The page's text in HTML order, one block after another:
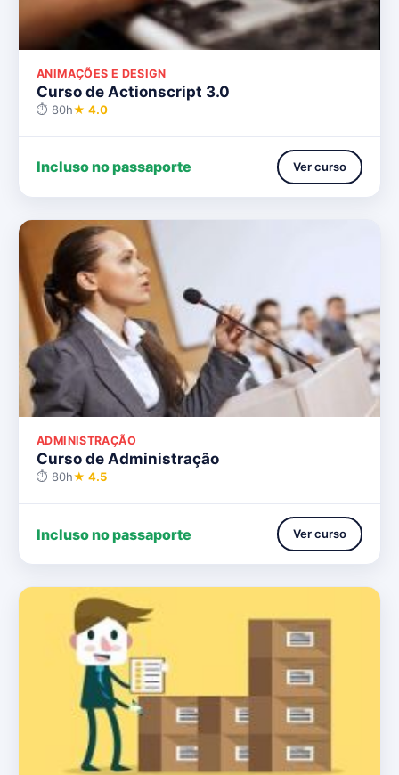
ANIMAÇÕES E DESIGN
Curso de Actionscript 3.0
⏱ 80h★ 4.0
Incluso no passaporte Ver curso
ADMINISTRAÇÃO
Curso de Administração
⏱ 80h★ 4.5
Incluso no passaporte Ver curso